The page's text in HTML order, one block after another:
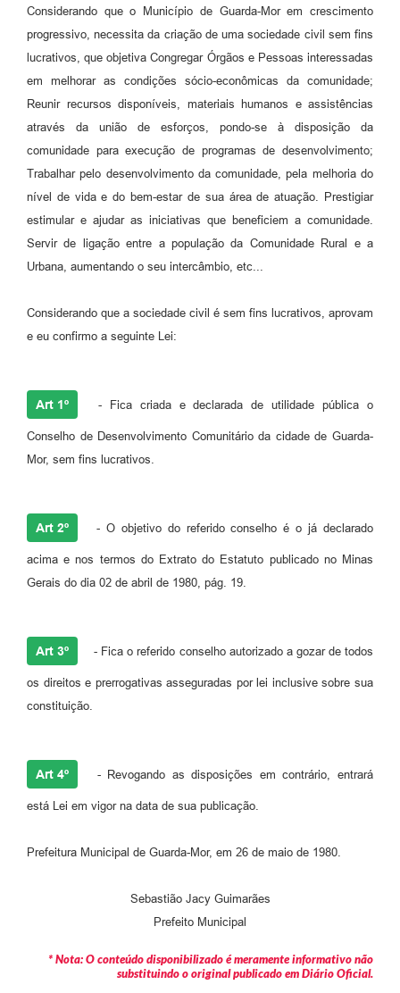
Considerando que o Município de Guarda-Mor em crescimento
progressivo, necessita da criação de uma sociedade civil sem fins
lucrativos, que objetiva Congregar Órgãos e Pessoas interessadas
em melhorar as condições sócio-econômicas da comunidade;
Reunir recursos disponíveis, materiais humanos e assistências
através da união de esforços, pondo-se à disposição da
comunidade para execução de programas de desenvolvimento;
Trabalhar pelo desenvolvimento da comunidade, pela melhoria do
nível de vida e do bem-estar de sua área de atuação. Prestigiar
estimular e ajudar as iniciativas que beneficiem a comunidade.
Servir de ligação entre a população da Comunidade Rural e a
Urbana, aumentando o seu intercâmbio, etc...
Considerando que a sociedade civil é sem fins lucrativos, aprovam
e eu confirmo a seguinte Lei:
Art 1º - Fica criada e declarada de utilidade pública o
Conselho de Desenvolvimento Comunitário da cidade de Guarda-
Mor, sem fins lucrativos.
Art 2º - O objetivo do referido conselho é o já declarado
acima e nos termos do Extrato do Estatuto publicado no Minas
Gerais do dia 02 de abril de 1980, pág. 19.
Art 3º - Fica o referido conselho autorizado a gozar de todos
os direitos e prerrogativas asseguradas por lei inclusive sobre sua
constituição.
Art 4º - Revogando as disposições em contrário, entrará
está Lei em vigor na data de sua publicação.
Prefeitura Municipal de Guarda-Mor, em 26 de maio de 1980.
Sebastião Jacy Guimarães
​Prefeito Municipal
* Nota: O conteúdo disponibilizado é meramente informativo não
substituindo o original publicado em Diário Oficial.